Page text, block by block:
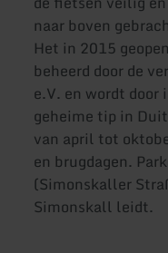
naar boven
Het in 2015
beheerd door de
e.V. en wordt door
geheime tip in
van april tot
en brugdagen.
(Simonskaller
Simonskall leidt.